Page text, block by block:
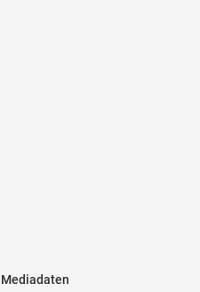
Mediadaten